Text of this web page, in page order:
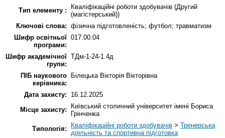
Тип елементу :
Кваліфікаційні роботи здобувачів (Другий
(магістерський))
Ключові слова: фізична підготовленість; футбол; травматизм
Шифр освітньої
програми:
017.00.04
Шифр академічної
групи:
ТДм-1-24-1.4д
ПІБ наукового
керівника:
Білецька Вікторія Вікторівна
Дата захисту:
16.12.2025
Місце захисту:
Київський столичний університет імені Бориса
Грінченка
Типологія:
Кваліфікаційні роботи здобувачів > Тренерська
діяльність та спортивна підготовка